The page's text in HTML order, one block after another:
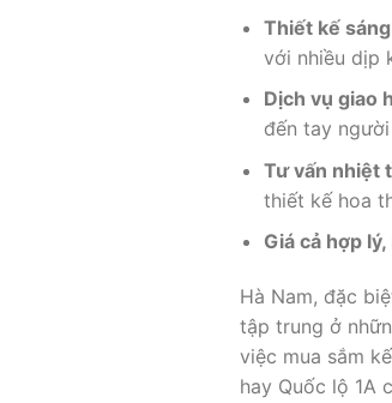
Thiết kế
với nhiều dịp
Dịch vụ giao
đến tay
Tư vấn nhiệt
thiết kế hoa
Giá cả hợp
Hà Nam, đặc
tập trung ở
việc mua sắm
hay Quốc lộ 1A